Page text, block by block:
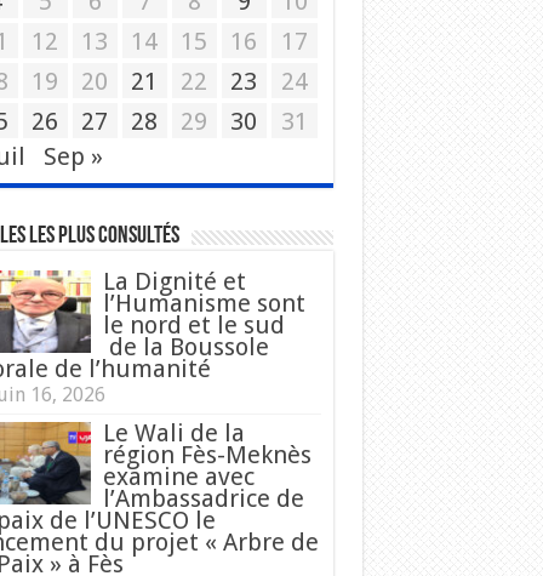
12 13 14 15 16
17
19 20 21 22 23
24
26 27 28 29 30
31
Sep »
les plus consultés
La Dignité et
l’Humanisme sont
le nord et le sud
de la Boussole
de l’humanité
16, 2026
Le Wali de la
région Fès-Meknès
examine avec
l’Ambassadrice de
de l’UNESCO le
du projet « Arbre de
» à Fès